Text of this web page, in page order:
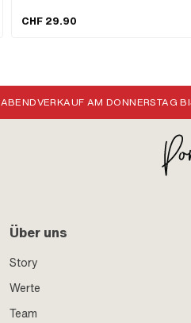
CHF 29.90
ABENDVERKAUF AM DONNERSTAG
Über uns
Story
Werte
Team